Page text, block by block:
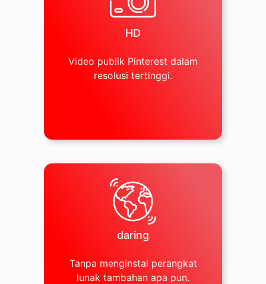
HD
Video publik Pinterest dalam
resolusi tertinggi.
daring
Tanpa menginstal perangkat
lunak tambahan apa pun.